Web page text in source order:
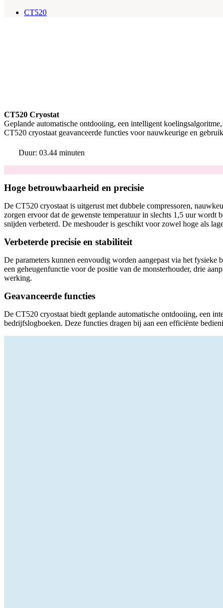
CT520
CT520 Cryostat
Geplande automatische ontdooiing, een intelligent
CT520 cryostaat geavanceerde functies voor nauwkeurige en
Duur: 03.44 minuten
Hoge betrouwbaarheid en precisie
De CT520 cryostaat is uitgerust met dubbele compressoren,
zorgen ervoor dat de gewenste temperatuur in slechts 1,5 uur
snijden verbeterd. De meshouder is geschikt voor zowel hoge als
Verbeterde precisie en stabiliteit
De parameters kunnen eenvoudig worden aangepast via het
een geheugenfunctie voor de positie van de monsterhouder, drie
werking.
Geavanceerde functies
De CT520 cryostaat biedt geplande automatische ontdooiing, een
bedrijfslogboeken. Deze functies dragen bij aan een efficiënte